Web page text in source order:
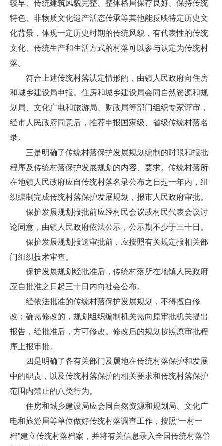
较早、传统建筑风貌完整、整体格局保存良好、保持传统
特色、非物质文化遗产活态传承等其他能反映特定历史文
化背景，体现一定历史时期的传统风貌，有代表性的传统
文化、传统生产和生活方式的村落可以参与认定为传统村
落。
符合上述传统村落认定情形的，由镇人民政府向住房
和城乡建设局申报。住房和城乡建设局会同自然资源和规
划局、文化广电和旅游局、财政局等部门组织专家评审，
经市人民政府同意后，推荐申报国家级、省级传统村落名
录。
三是明确了传统村落保护发展规划编制的时限和报批
程序及传统村落保护发展规划的内容、要求。传统村落所
在地镇人民政府应自传统村落名录公布之日起一年内，组
织编制完成传统村落保护发展规划，报市人民政府审批。
保护发展规划报批前应经村民会议或村民代表会议讨
论同意，由镇人民政府依法公示，公示期不少于三十日。
保护发展规划报送审批前，应按照有关规定报相关部
门组织技术审查。
保护发展规划经批准后，传统村落所在地镇人民政府
应自批准之日起三十日内向社会公布。
经依法批准的传统村落保护发展规划，不得擅自修
改；确需修改的，规划组织编制机关需向原审批机关提出
报告，经批准后，方可修改。修改后的规划按照原审批程
序上报审批。
四是明确了各有关部门及属地在传统村落保护和发展
中的职责，以及传统村落保护的相关要求和传统村落保护
范围内禁止的八类行为。
住房和城乡建设局应会同自然资源和规划局、文化广
电和旅游局等单位做好传统村落调查工作，按照“一村一
档”建立传统村落档案，并将有关信息录入全国传统村落管